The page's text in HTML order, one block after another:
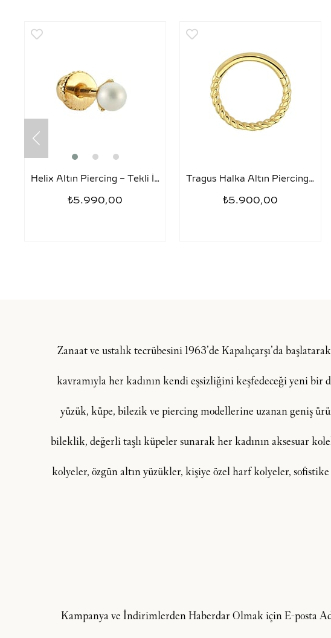
Helix Altın Piercing – Tekli İnci
₺5.990,00
Tragus Halka Altın Piercing – Sezar
₺5.900,00
Zanaat ve ustalık tecrübesini 1963’de Kapalıçarşı’da
kavramıyla her kadının kendi eşsizliğini keşfedeceği yeni
yüzük, küpe, bilezik ve piercing modellerine uzanan geniş
bileklik, değerli taşlı küpeler sunarak her kadının aksesuar
kolyeler, özgün altın yüzükler, kişiye özel harf kolyeler,
Kampanya ve İndirimlerden Haberdar Olmak için E-posta